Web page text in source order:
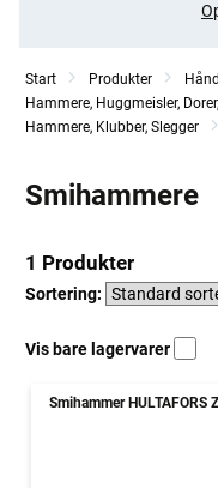
Start Produkter
Hammere, Huggmeisler,
Hammere, Klubber, Slegger
Smihammere
1 Produkter
Sortering:
Vis bare lagervarer
Smihammer HULTAFORS Z